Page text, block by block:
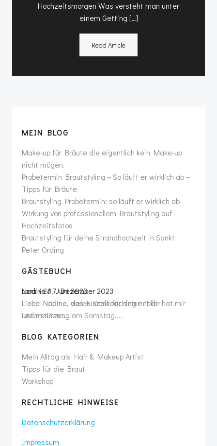
Hochzeitsmorgen Was versteht man unter
einem Getting […]
Read Article
MEIN BLOG
Make-up für Bräute die eigentlich kein Make-up
nicht mögen.
Probetermin Brautstyling – So läuft er wirklich ab –
Tipps für Bräute
Brautstyling Probetermin: so läuft er wirklich ab
Wirkung von professionellem Brautstyling auf
Hochzeitsfotos
Brautstyling für deine Strandhochzeit in Sankt
Peter Ording
GÄSTEBUCH
Lara/28. Juni 2023
Liebe Nadine, vielen Dank für deine tolle
Unterstützung am Samstag....
BLOG KATEGORIEN
Mein Alltag als Hair & Makeup Artist
Tipps für die Braut
Workshop
RECHTLICHE HINWEISE
Datenschutzerklärung
Impressum